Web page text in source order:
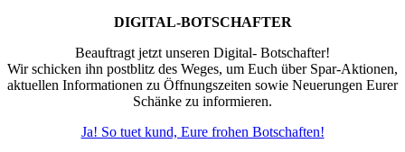
DIGITAL-BOTSCHAFTER
Beauftragt jetzt unseren Digital- Botschafter!
Wir schicken ihn postblitz des Weges, um Euch über Spar-Aktionen,
aktuellen Informationen zu Öffnungszeiten sowie Neuerungen Eurer
Schänke zu informieren.
Ja! So tuet kund, Eure frohen Botschaften!